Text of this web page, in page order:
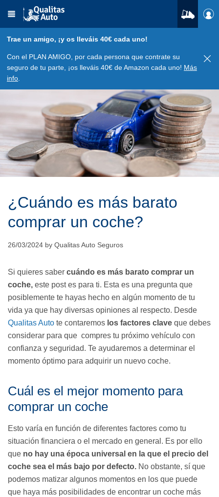
Trae un amigo, ¡y os lleváis 40€ cada uno!
Con el PLAN AMIGO, por cada persona que contrate su
seguro de tu parte, ¡os lleváis 40€ de Amazon cada uno! Más
info
¿Cuándo es más barato
comprar un coche?
26/03/2024 by Qualitas Auto Seguros
Si quieres saber cuándo es más barato comprar un
coche, este post es para ti. Esta es una pregunta que
posiblemente te hayas hecho en algún momento de tu
vida ya que hay diversas opiniones al respecto. Desde
Qualitas Auto te contaremos los factores clave que debes
considerar para que compres tu próximo vehículo con
confianza y seguridad. Te ayudaremos a determinar el
momento óptimo para adquirir un nuevo coche.
Cuál es el mejor momento para
comprar un coche
Esto varía en función de diferentes factores como tu
situación financiera o el mercado en general. Es por ello
que no hay una época universal en la que el precio del
coche sea el más bajo por defecto. No obstante, sí que
podemos matizar algunos momentos en los que puede
que haya más posibilidades de encontrar un coche más